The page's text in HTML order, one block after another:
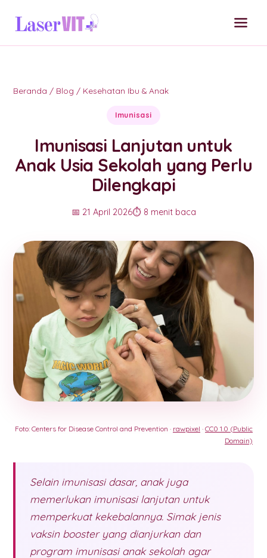
Beranda / Blog / Kesehatan Ibu & Anak
Imunisasi
Imunisasi Lanjutan untuk
Anak Usia Sekolah yang Perlu
Dilengkapi
📅 21 April 2026⏱️ 8 menit baca
Foto: Centers for Disease Control and Prevention · rawpixel · CC0 1.0 (Public
Domain)
Selain imunisasi dasar, anak juga
memerlukan imunisasi lanjutan untuk
memperkuat kekebalannya. Simak jenis
vaksin booster yang dianjurkan dan
program imunisasi anak sekolah agar